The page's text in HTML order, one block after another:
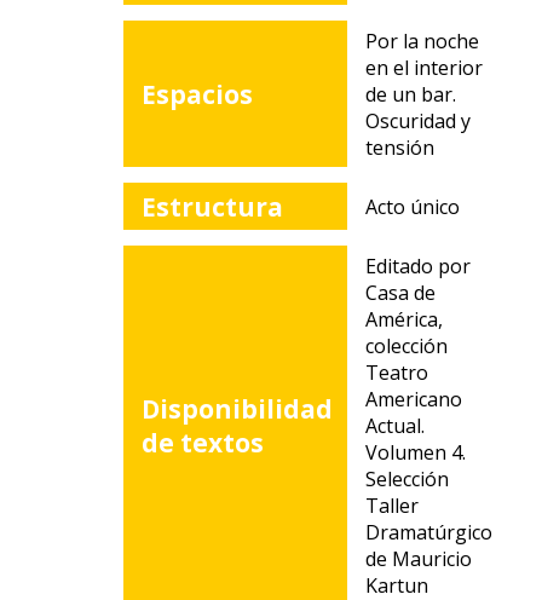
Espacios
Por la noche
en el interior
de un bar.
Oscuridad y
tensión
Estructura Acto único
Disponibilidad
de textos
Editado por
Casa de
América,
colección
Teatro
Americano
Actual.
Volumen 4.
Selección
Taller
Dramatúrgico
de Mauricio
Kartun